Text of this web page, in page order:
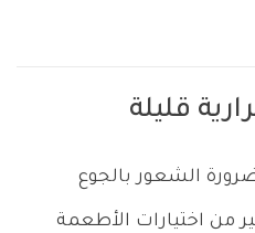
قليلة
الشعور بالجوع
من اختيارات الأطعمة